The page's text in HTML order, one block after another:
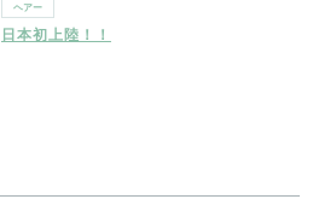
ヘアー
日本初上陸！！